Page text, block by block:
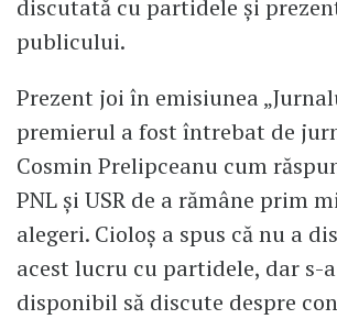
discutată cu partidele și
publicului.
Prezent joi în emisiunea
premierul a fost întrebat de
Cosmin Prelipceanu cum
PNL și USR de a rămâne prim
alegeri. Cioloș a spus că nu a
acest lucru cu partidele, dar s-
disponibil să discute despre